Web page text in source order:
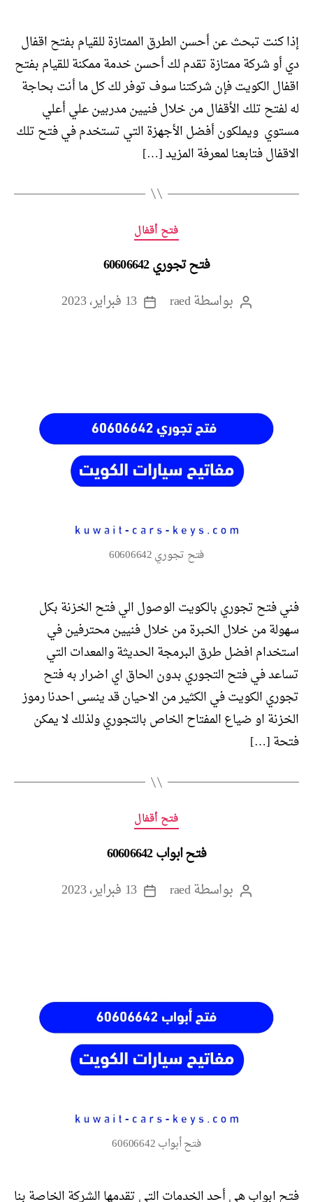
إذا كنت تبحث عن أحسن الطرق الممتازة للقيام بفتح اقفال
دي أو شركة ممتازة تقدم لك أحسن خدمة ممكنة للقيام بفتح
اقفال الكويت فإن شركتنا سوف توفر لك كل ما أنت بحاجة
له لفتح تلك الأقفال من خلال فنيين مدربين علي أعلي
مستوي ويملكون أفضل الأجهزة التي تستخدم في فتح تلك
الاقفال فتابعنا لمعرفة المزيد […]
التصنيفات
فتح أقفال
فتح تجوري 60606642
كاتببواسطةraed
تاريخ
13 فبراير، 2023
فتح تجوري 60606642
فني فتح تجوري بالكويت الوصول الي فتح الخزنة بكل
سهولة من خلال الخبرة من خلال فنيين محترفين في
استخدام افضل طرق البرمجة الحديثة والمعدات التي
تساعد في فتح التجوري بدون الحاق اي اضرار به فتح
تجوري الكويت في الكثير من الاحيان قد ينسى احدنا رموز
الخزنة او ضياع المفتاح الخاص بالتجوري ولذلك لا يمكن
فتحة […]
التصنيفات
فتح أقفال
فتح ابواب 60606642
كاتببواسطةraed
تاريخ
13 فبراير، 2023
فتح أبواب 60606642
فتح ابواب هي أحد الخدمات التي تقدمها الشركة الخاصة بنا